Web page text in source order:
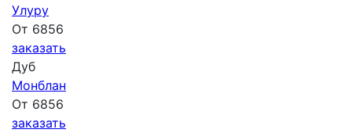
Улуру
От 6856
заказать
Дуб
Монблан
От 6856
заказать